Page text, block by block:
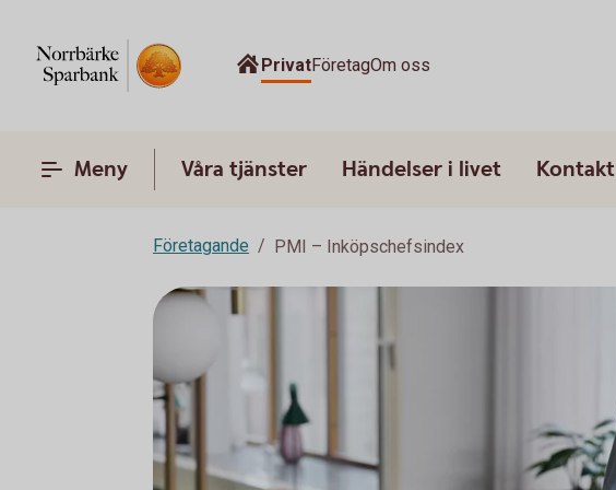
PrivatFöretagOm oss
Meny Våra tjänster Händelser i livet Kontakt
Företagande PMI – Inköpschefsindex